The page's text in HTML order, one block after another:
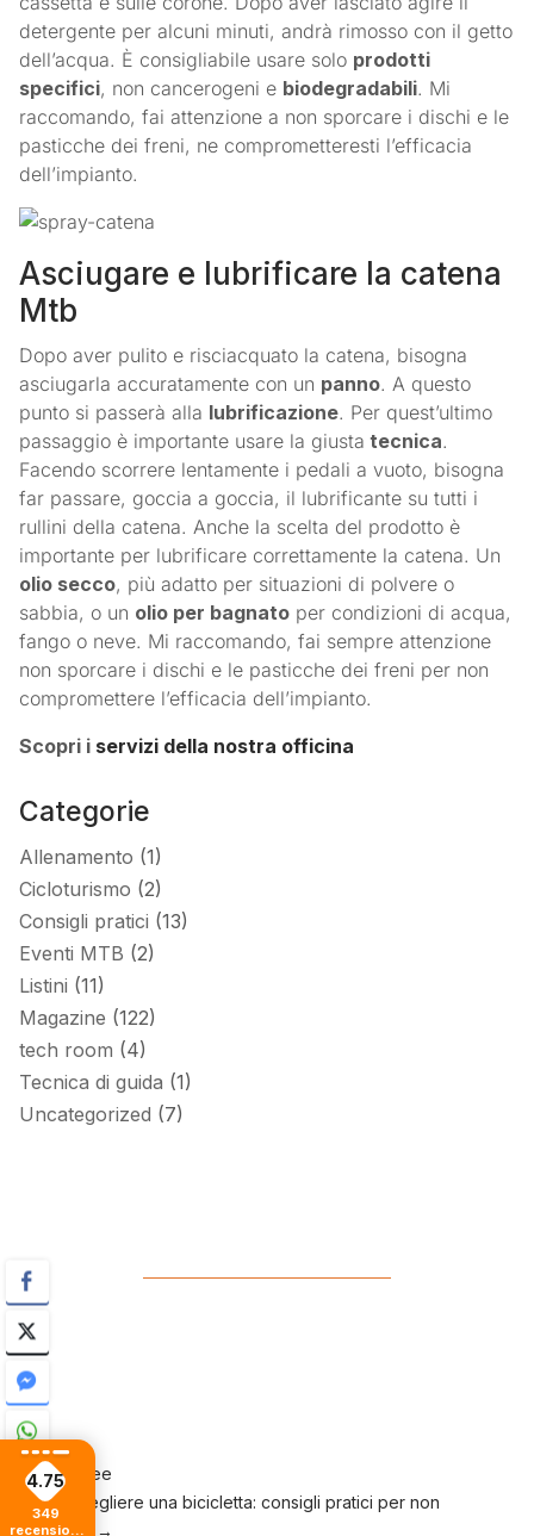
detergente per alcuni minuti, andrà rimosso con il getto
dell’acqua. È consigliabile usare solo prodotti
specifici, non cancerogeni e biodegradabili. Mi
raccomando, fai attenzione a non sporcare i dischi e le
pasticche dei freni, ne comprometteresti l’efficacia
dell’impianto.
Asciugare e lubrificare la catena
Mtb
Dopo aver pulito e risciacquato la catena, bisogna
asciugarla accuratamente con un panno. A questo
punto si passerà alla lubrificazione. Per quest’ultimo
passaggio è importante usare la giusta tecnica.
Facendo scorrere lentamente i pedali a vuoto, bisogna
far passare, goccia a goccia, il lubrificante su tutti i
rullini della catena. Anche la scelta del prodotto è
importante per lubrificare correttamente la catena. Un
olio secco, più adatto per situazioni di polvere o
sabbia, o un olio per bagnato per condizioni di acqua,
fango o neve. Mi raccomando, fai sempre attenzione
non sporcare i dischi e le pasticche dei freni per non
compromettere l’efficacia dell’impianto.
Scopri i servizi della nostra officina
Categorie
Allenamento (1)
Cicloturismo (2)
Consigli pratici (13)
Eventi MTB (2)
Listini (11)
Magazine (122)
tech room (4)
Tecnica di guida (1)
Uncategorized (7)
← Tax Free
Come scegliere una bicicletta: consigli pratici per non
sbagliare
→
4.75
349
recensioni